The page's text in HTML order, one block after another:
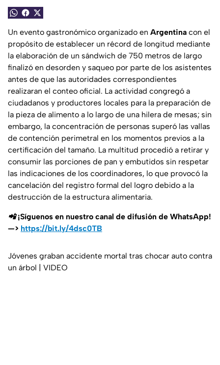
Un evento gastronómico organizado en Argentina con el
propósito de establecer un récord de longitud mediante
la elaboración de un sándwich de 750 metros de largo
finalizó en desorden y saqueo por parte de los asistentes
antes de que las autoridades correspondientes
realizaran el conteo oficial. La actividad congregó a
ciudadanos y productores locales para la preparación de
la pieza de alimento a lo largo de una hilera de mesas; sin
embargo, la concentración de personas superó las vallas
de contención perimetral en los momentos previos a la
certificación del tamaño. La multitud procedió a retirar y
consumir las porciones de pan y embutidos sin respetar
las indicaciones de los coordinadores, lo que provocó la
cancelación del registro formal del logro debido a la
destrucción de la estructura alimentaria.
📲 ¡Síguenos en nuestro canal de difusión de WhatsApp!
—> https://bit.ly/4dsc0TB
Jóvenes graban accidente mortal tras chocar auto contra
un árbol | VIDEO